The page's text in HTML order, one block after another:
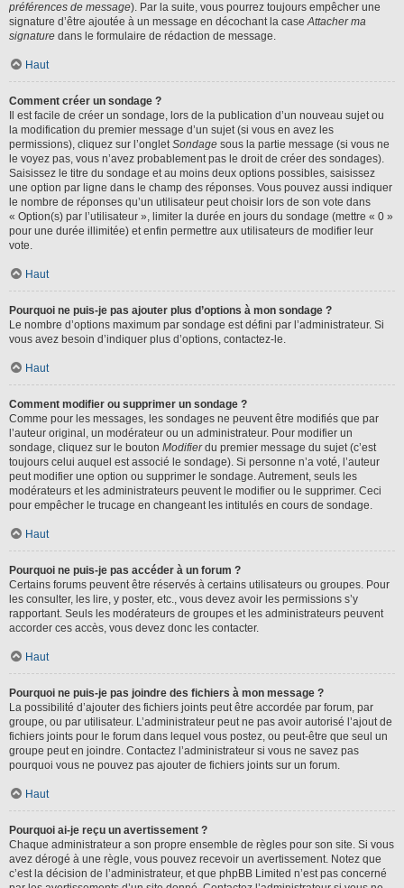
préférences de message). Par la suite, vous pourrez toujours empêcher une
signature d’être ajoutée à un message en décochant la caseAttacher ma
signature dans le formulaire de rédaction de message.
Haut
Comment créer un sondage ?
Il est facile de créer un sondage, lors de la publication d’un nouveau sujet ou
la modification du premier message d’un sujet (si vous en avez les
permissions), cliquez sur l’ongletSondage sous la partie message (si vous ne
le voyez pas, vous n’avez probablement pas le droit de créer des sondages).
Saisissez le titre du sondage et au moins deux options possibles, saisissez
une option par ligne dans le champ des réponses. Vous pouvez aussi indiquer
le nombre de réponses qu’un utilisateur peut choisir lors de son vote dans
« Option(s) par l’utilisateur », limiter la durée en jours du sondage (mettre « 0 »
pour une durée illimitée) et enfin permettre aux utilisateurs de modifier leur
vote.
Haut
Pourquoi ne puis-je pas ajouter plus d’options à mon sondage ?
Le nombre d’options maximum par sondage est défini par l’administrateur. Si
vous avez besoin d’indiquer plus d’options, contactez-le.
Haut
Comment modifier ou supprimer un sondage ?
Comme pour les messages, les sondages ne peuvent être modifiés que par
l’auteur original, un modérateur ou un administrateur. Pour modifier un
sondage, cliquez sur le bouton Modifierdu premier message du sujet (c’est
toujours celui auquel est associé le sondage). Si personne n’a voté, l’auteur
peut modifier une option ou supprimer le sondage. Autrement, seuls les
modérateurs et les administrateurs peuvent le modifier ou le supprimer. Ceci
pour empêcher le trucage en changeant les intitulés en cours de sondage.
Haut
Pourquoi ne puis-je pas accéder à un forum ?
Certains forums peuvent être réservés à certains utilisateurs ou groupes. Pour
les consulter, les lire, y poster, etc., vous devez avoir les permissions s’y
rapportant. Seuls les modérateurs de groupes et les administrateurs peuvent
accorder ces accès, vous devez donc les contacter.
Haut
Pourquoi ne puis-je pas joindre des fichiers à mon message ?
La possibilité d’ajouter des fichiers joints peut être accordée par forum, par
groupe, ou par utilisateur. L’administrateur peut ne pas avoir autorisé l’ajout de
fichiers joints pour le forum dans lequel vous postez, ou peut-être que seul un
groupe peut en joindre. Contactez l’administrateur si vous ne savez pas
pourquoi vous ne pouvez pas ajouter de fichiers joints sur un forum.
Haut
Pourquoi ai-je reçu un avertissement ?
Chaque administrateur a son propre ensemble de règles pour son site. Si vous
avez dérogé à une règle, vous pouvez recevoir un avertissement. Notez que
c’est la décision de l’administrateur, et que phpBB Limited n’est pas concerné